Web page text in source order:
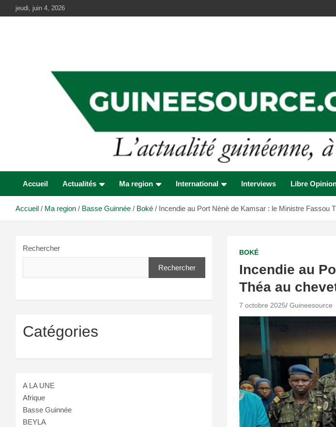
au
jeudi, juin 4, 2026
Accueil Actualités Ma region International Interviews Libre
Accueil Ma region Basse Guinnée Boké Incendie au Port Nènè de Kamsar : le Ministre Fassou
BOKÉ
Incendie au
Théa au
7 octobre 2025 Guineesource
Rechercher
Rechercher
Catégories
A LA UNE
Afrique
Basse Guinnée
BEYLA